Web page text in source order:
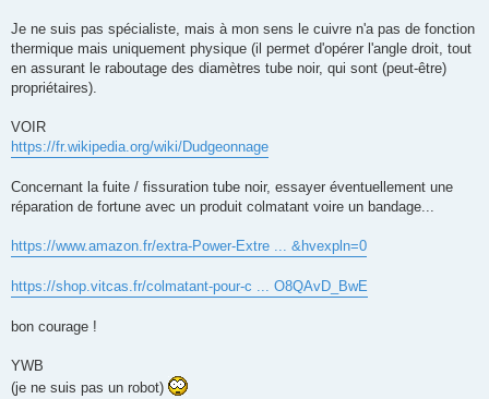
g
Je ne suis pas spécialiste, mais à mon sens le cuivre n'a pas de fonction
thermique mais uniquement physique (il permet d'opérer l'angle droit, tout
en assurant le raboutage des diamètres tube noir, qui sont (peut-être)
propriétaires).
VOIR
https://fr.wikipedia.org/wiki/Dudgeonnage
Concernant la fuite / fissuration tube noir, essayer éventuellement une
réparation de fortune avec un produit colmatant voire un bandage...
https://www.amazon.fr/extra-Power-Extre ... &hvexpln=0
https://shop.vitcas.fr/colmatant-pour-c ... O8QAvD_BwE
bon courage !
YWB
(je ne suis pas un robot)